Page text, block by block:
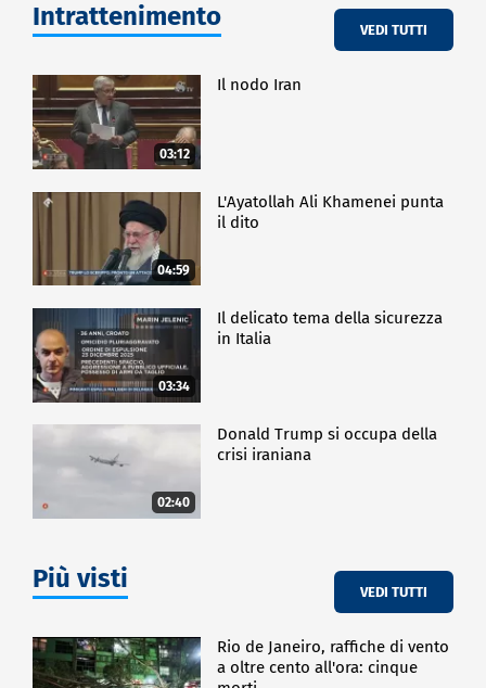
Intrattenimento VEDI TUTTI
03:12
Il nodo Iran
04:59
L'Ayatollah Ali Khamenei punta
il dito
03:34
Il delicato tema della sicurezza
in Italia
02:40
Donald Trump si occupa della
crisi iraniana
Più visti VEDI TUTTI
Rio de Janeiro, raffiche di vento
a oltre cento all'ora: cinque